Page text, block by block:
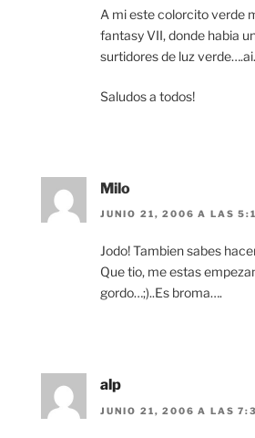
A mi este colorcito verde
fantasy VII, donde habia
surtidores de luz
Saludos a todos!
Milo
JUNIO 21, 2006 A LAS
Jodo! Tambien sabes
Que tio, me estas
gordo…;)..Es broma….
alp
JUNIO 21, 2006 A LAS